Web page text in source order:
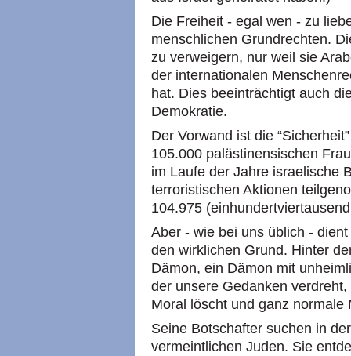
Die Freiheit - egal wen - zu
menschlichen Grundrechten.
zu verweigern, nur weil sie
der internationalen
hat. Dies beeinträchtigt auch
Demokratie.
Der Vorwand ist die
105.000 palästinensischen
im Laufe der Jahre israelische
terroristischen Aktionen
104.975
Aber - wie bei uns üblich -
den wirklichen Grund. Hinter
Dämon, ein Dämon mit
der unsere Gedanken
Moral löscht und ganz
Seine Botschafter suchen in
vermeintlichen Juden. Sie